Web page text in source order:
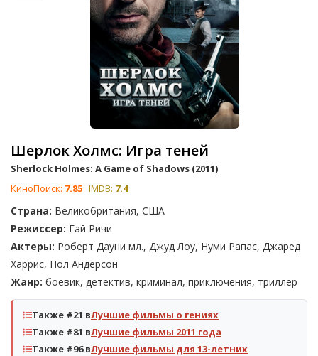
Шерлок Холмс: Игра теней
Sherlock Holmes: A Game of Shadows (2011)
КиноПоиск: 7.85 IMDB: 7.4
Страна: Великобритания, США
Режиссер: Гай Ричи
Актеры: Роберт Дауни мл., Джуд Лоу, Нуми Рапас, Джаред
Харрис, Пол Андерсон
Жанр: боевик, детектив, криминал, приключения, триллер
Также #21 вЛучшие фильмы о гениях
Также #81 вЛучшие фильмы 2011 года
Также #96 вЛучшие фильмы для 13-летних